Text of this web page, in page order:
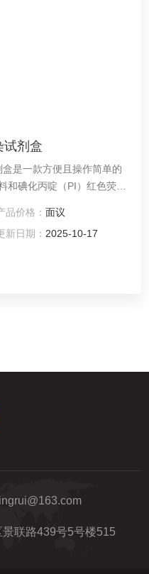
试剂盒
是一款方便且操作简单的
和碘化丙啶（PI）红色荧光
气荚膜杆菌、大肠杆菌、
杆菌、Staphylococcus
贺氏菌等。
品价格： 面议
新日期： 2025-10-17
联路439号5号楼515